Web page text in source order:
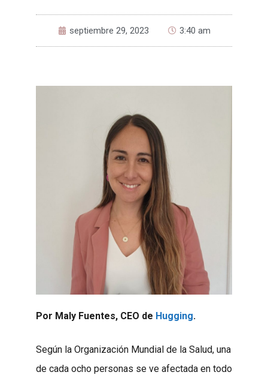
septiembre 29, 2023 3:40 am
Por Maly Fuentes, CEO de Hugging.
Según la Organización Mundial de la Salud, una
de cada ocho personas se ve afectada en todo